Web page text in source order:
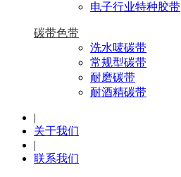
电子行业特种胶带
碳带色带
洗水唛碳带
常规型碳带
耐磨碳带
耐酒精碳带
|
关于我们
|
联系我们